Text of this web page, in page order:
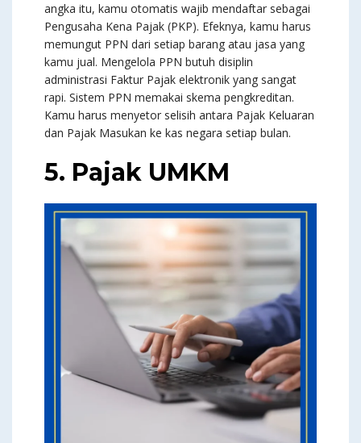
angka itu, kamu otomatis wajib mendaftar sebagai
Pengusaha Kena Pajak (PKP). Efeknya, kamu harus
memungut PPN dari setiap barang atau jasa yang
kamu jual. Mengelola PPN butuh disiplin
administrasi Faktur Pajak elektronik yang sangat
rapi. Sistem PPN memakai skema pengkreditan.
Kamu harus menyetor selisih antara Pajak Keluaran
dan Pajak Masukan ke kas negara setiap bulan.
5. Pajak UMKM